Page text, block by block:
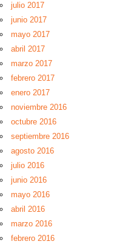
julio 2017
junio 2017
mayo 2017
abril 2017
marzo 2017
febrero 2017
enero 2017
noviembre 2016
octubre 2016
septiembre 2016
agosto 2016
julio 2016
junio 2016
mayo 2016
abril 2016
marzo 2016
febrero 2016